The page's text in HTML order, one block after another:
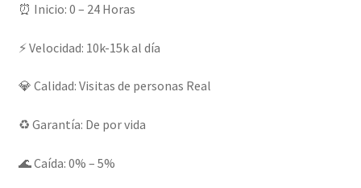
⏰ Inicio: 0 – 24 Horas
⚡ Velocidad: 10k-15k al día
💎 Calidad: Visitas de personas Real
♻️ Garantía: De por vida
🌊 Caída: 0% – 5%